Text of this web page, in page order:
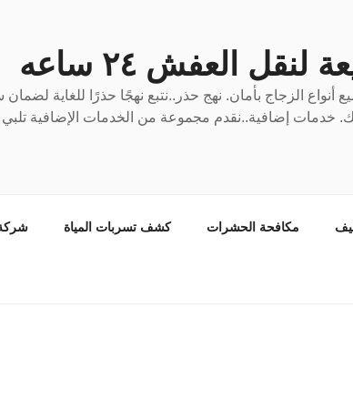
العفش ٢٤ ساعه
الزجاج بأمان. نهج حذر..نتبع نهجًا حذرًا للغاية
خدمات إضافية..نقدم مجموعة من الخدمات الإضافية تلبي
مكافحة الحشرات كشف تسربات المياة